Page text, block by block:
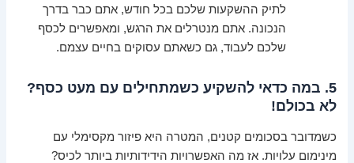
לתיק ההשקעות שלכם בכל חודש, אתם כבר בדרך
הנכונה. אתם מנטרלים את הרגש, ומאפשרים לכסף
שלכם לעבוד, גם כשאתם עסוקים בחיים עצמם.
5. במה כדאי להשקיע כשמתחילים עם מעט כסף?
לא בכולם!
כשמדובר בסכומים קטנים, המטרה היא פיזור מקסימלי עם
מינימום עלויות. אז מה האפשרויות הידידותיות ביותר לכיס?